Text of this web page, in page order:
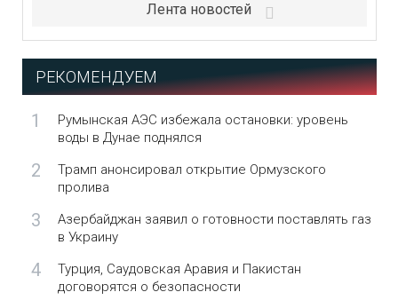
Лента новостей
РЕКОМЕНДУЕМ
1
Румынская АЭС избежала остановки: уровень
воды в Дунае поднялся
2
Трамп анонсировал открытие Ормузского
пролива
3
Азербайджан заявил о готовности поставлять газ
в Украину
4
Турция, Саудовская Аравия и Пакистан
договорятся о безопасности